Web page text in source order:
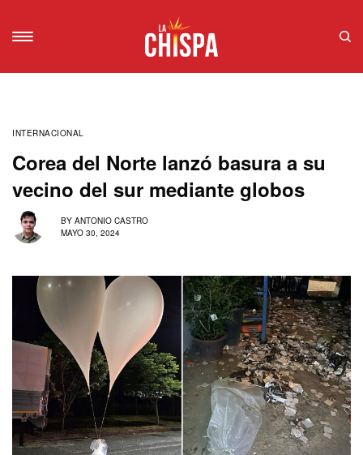
INTERNACIONAL
Corea del Norte lanzó basura a su
vecino del sur mediante globos
BY ANTONIO CASTRO
MAYO 30, 2024